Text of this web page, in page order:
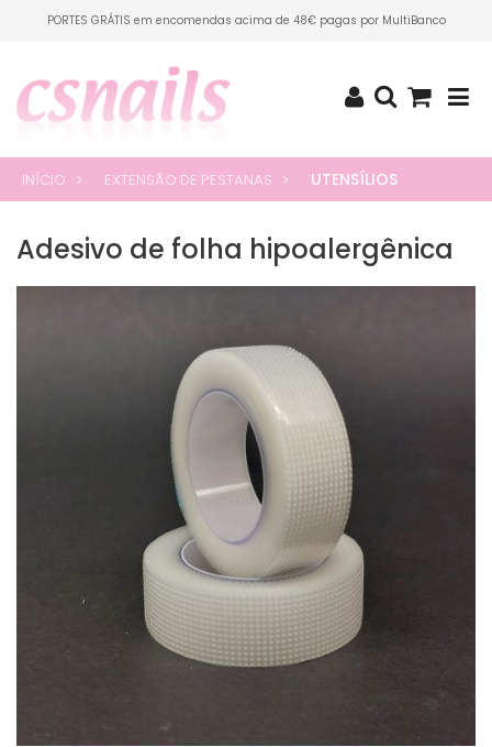
PORTES GRÁTIS em encomendas acima de 48€ pagas por MultiBanco
INÍCIO EXTENSÃO DE PESTANAS UTENSÍLIOS
Adesivo de folha hipoalergênica